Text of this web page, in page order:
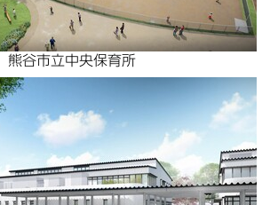
熊谷市立中央保育所